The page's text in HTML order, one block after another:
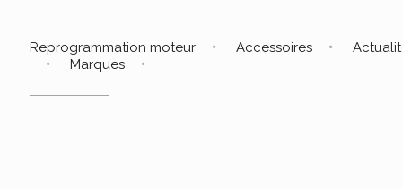
Reprogrammation moteur Accessoires
Marques